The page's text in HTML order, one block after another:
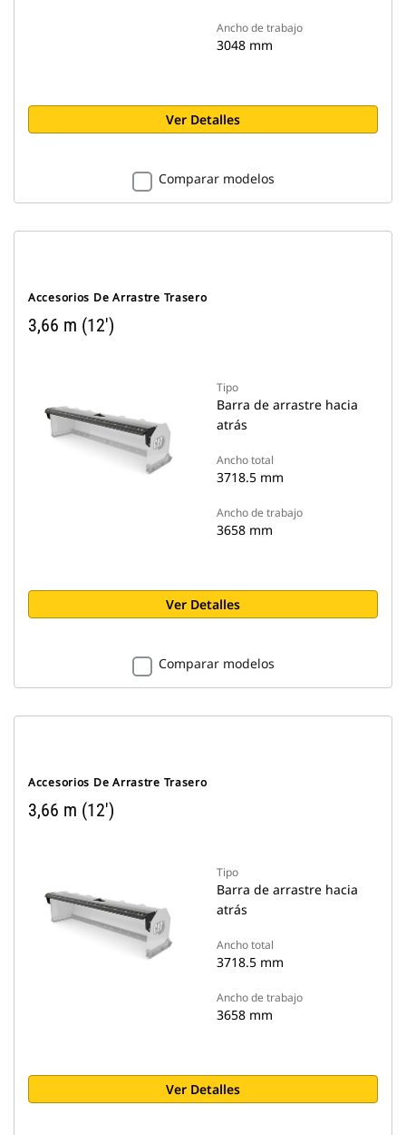
Ancho de trabajo
3048 mm
Ver Detalles
Comparar modelos
Accesorios De Arrastre Trasero
3,66 m (12')
Tipo
Barra de arrastre hacia
atrás
Ancho total
3718.5 mm
Ancho de trabajo
3658 mm
Ver Detalles
Comparar modelos
Accesorios De Arrastre Trasero
3,66 m (12')
Tipo
Barra de arrastre hacia
atrás
Ancho total
3718.5 mm
Ancho de trabajo
3658 mm
Ver Detalles